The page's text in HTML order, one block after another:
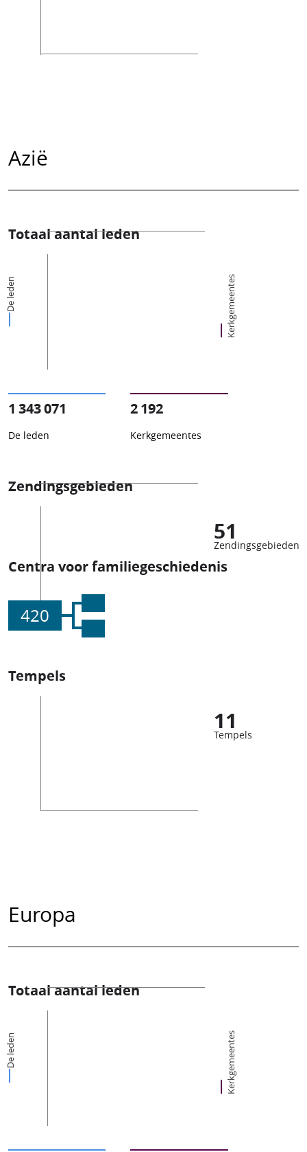
Azië
Totaal aantal leden
De leden Kerkgemeentes
1 343 071
De leden
2 192
Kerkgemeentes
Zendingsgebieden
51
Zendingsgebieden
Centra voor familiegeschiedenis
420
Tempels
11
Tempels
Europa
Totaal aantal leden
De leden Kerkgemeentes